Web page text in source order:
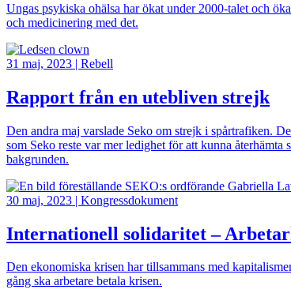
Ungas psykiska ohälsa har ökat under 2000-talet och
och medicinering med det.
Bild
31 maj, 2023 | Rebell
Rapport från en utebliven strejk
Den andra maj varslade Seko om strejk i spårtrafiken.
som Seko reste var mer ledighet för att kunna
bakgrunden.
Bild
30 maj, 2023 | Kongressdokument
Internationell solidaritet –
Den ekonomiska krisen har tillsammans med
gång ska arbetare betala krisen.